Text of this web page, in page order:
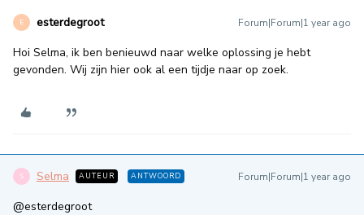
E esterdegroot Forum|Forum|1 year ago
Hoi Selma, ik ben benieuwd naar welke oplossing je hebt
gevonden. Wij zijn hier ook al een tijdje naar op zoek.
S Selma AUTEUR ANTWOORD Forum|Forum|1 year ago
@esterdegroot